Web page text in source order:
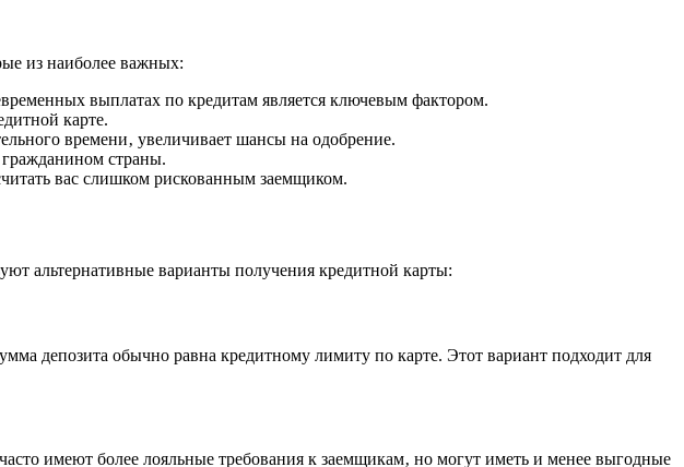
из наиболее важных:
выплатах по кредитам является ключевым фактором.
карте.
времени‚ увеличивает шансы на одобрение.
страны.
вас слишком рискованным заемщиком.
альтернативные варианты получения кредитной карты:
депозита обычно равна кредитному лимиту по карте. Этот вариант подходит для
имеют более лояльные требования к заемщикам‚ но могут иметь и менее выгодные